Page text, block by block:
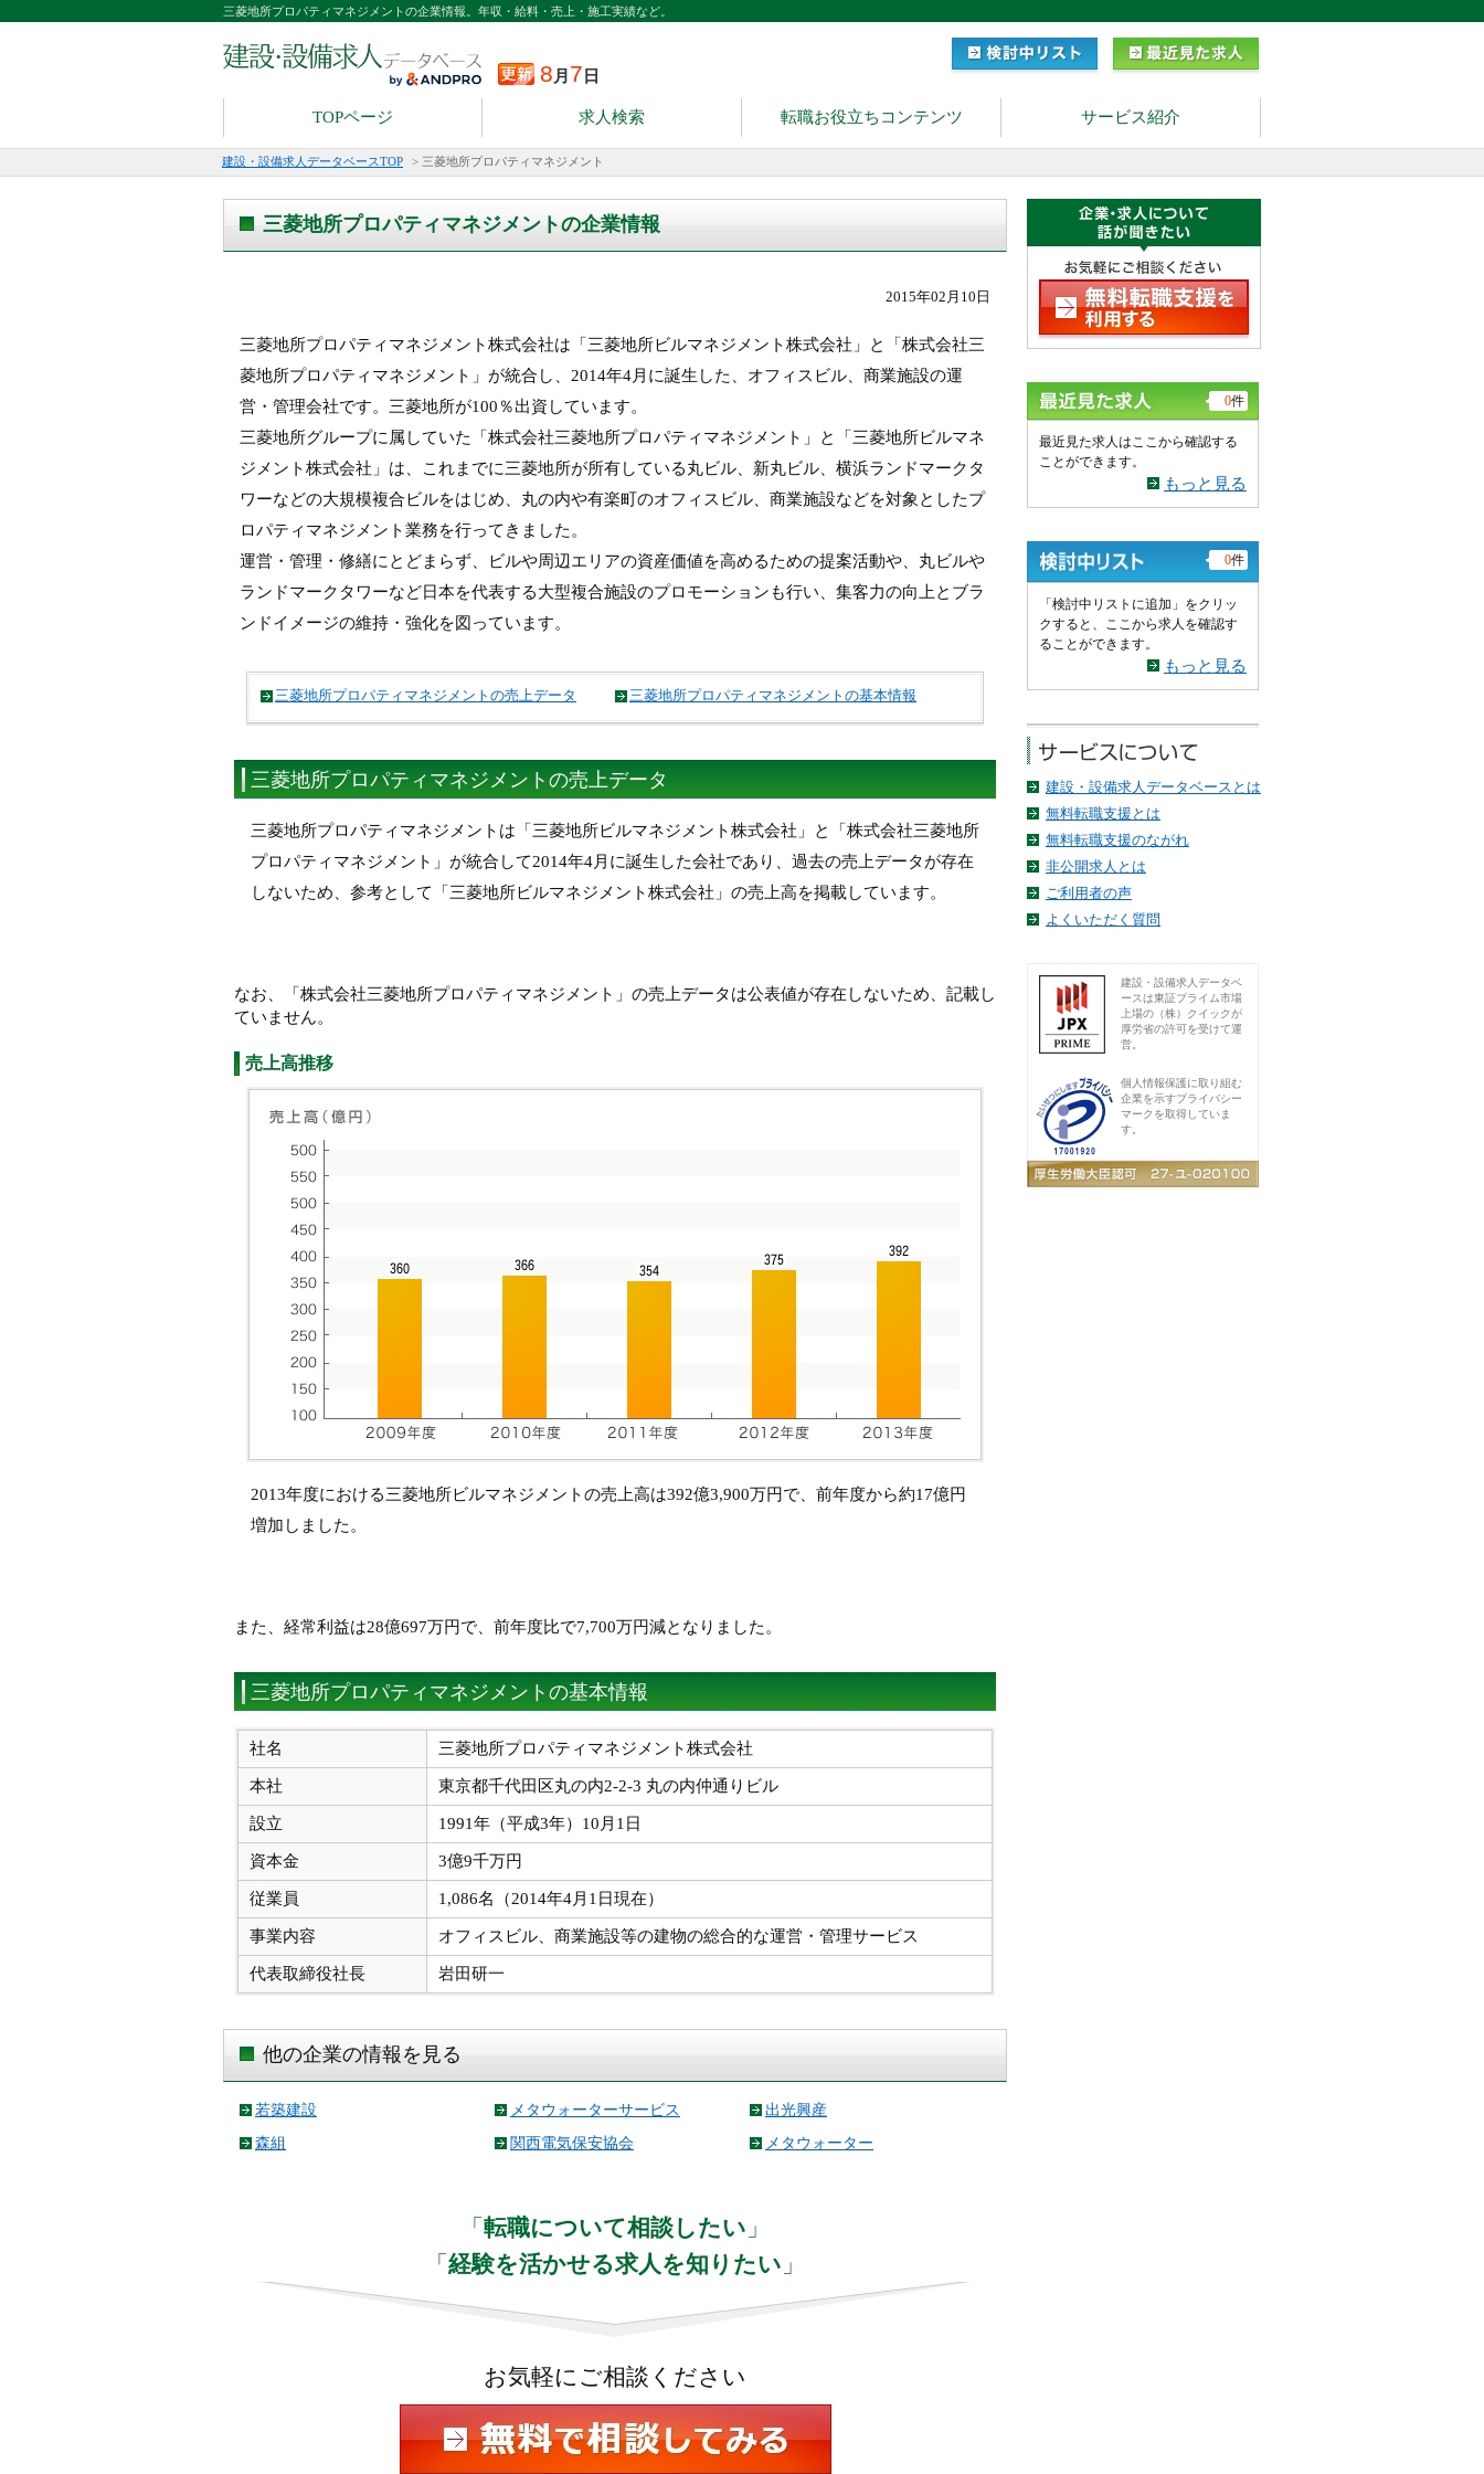
三菱地所プロパティマネジメントの企業情報。年収・給料・売上・施工実績など。
8 月 7 日
TOPページ 求人検索 転職お役立ちコンテンツ サービス紹介
建設・設備求人データベースTOP > 三菱地所プロパティマネジメント
三菱地所プロパティマネジメントの企業情報
2015年02月10日
三菱地所プロパティマネジメント株式会社は「三菱地所ビルマネジメント株式会社」と「株式会社三
菱地所プロパティマネジメント」が統合し、2014年4月に誕生した、オフィスビル、商業施設の運
営・管理会社です。三菱地所が100％出資しています。
三菱地所グループに属していた「株式会社三菱地所プロパティマネジメント」と「三菱地所ビルマネ
ジメント株式会社」は、これまでに三菱地所が所有している丸ビル、新丸ビル、横浜ランドマークタ
ワーなどの大規模複合ビルをはじめ、丸の内や有楽町のオフィスビル、商業施設などを対象としたプ
ロパティマネジメント業務を行ってきました。
運営・管理・修繕にとどまらず、ビルや周辺エリアの資産価値を高めるための提案活動や、丸ビルや
ランドマークタワーなど日本を代表する大型複合施設のプロモーションも行い、集客力の向上とブラ
ンドイメージの維持・強化を図っています。
三菱地所プロパティマネジメントの売上データ 三菱地所プロパティマネジメントの基本情報
三菱地所プロパティマネジメントの売上データ
三菱地所プロパティマネジメントは「三菱地所ビルマネジメント株式会社」と「株式会社三菱地所
プロパティマネジメント」が統合して2014年4月に誕生した会社であり、過去の売上データが存在
しないため、参考として「三菱地所ビルマネジメント株式会社」の売上高を掲載しています。
なお、「株式会社三菱地所プロパティマネジメント」の売上データは公表値が存在しないため、記載し
ていません。
売上高推移
2013年度における三菱地所ビルマネジメントの売上高は392億3,900万円で、前年度から約17億円
増加しました。
また、経常利益は28億697万円で、前年度比で7,700万円減となりました。
三菱地所プロパティマネジメントの基本情報
社名 三菱地所プロパティマネジメント株式会社
本社 東京都千代田区丸の内2-2-3 丸の内仲通りビル
設立 1991年（平成3年）10月1日
資本金 3億9千万円
従業員 1,086名（2014年4月1日現在）
事業内容 オフィスビル、商業施設等の建物の総合的な運営・管理サービス
代表取締役社長 岩田研一
他の企業の情報を見る
若築建設 メタウォーターサービス
出光興産
森組
関西電気保安協会 メタウォーター
「 転職について相談したい 」
「 経験を活かせる求人を知りたい 」
お気軽にご相談ください
0件
最近見た求人はここから確認する
ことができます。
もっと見る
0件
「検討中リストに追加」をクリッ
クすると、ここから求人を確認す
ることができます。
もっと見る
建設・設備求人データベースとは
無料転職支援とは
無料転職支援のながれ
非公開求人とは
ご利用者の声
よくいただく質問
建設・設備求人データベ
ースは東証プライム市場
上場の（株）クイックが
厚労省の許可を受けて運
営。
個人情報保護に取り組む
企業を示すプライバシー
マークを取得していま
す。